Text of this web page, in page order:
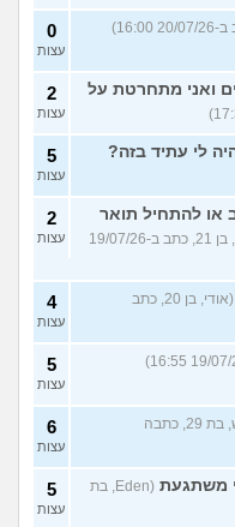
0
עצות
ואני מתחרטת על
2
עצות
5
עצות
להתחיל תואר
(מדמח, בן 21, כתב ב-19/07/26
2
עצות
(אודי, בן 20, כתב
4
עצות
5
עצות
(היוש, בת 29, כתבה
6
עצות
משתגעת
(Eden, בת
5
עצות